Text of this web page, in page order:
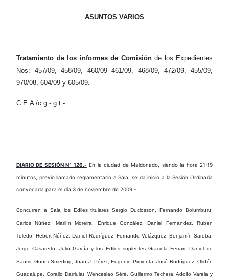
ASUNTOS VARIOS
Tratamiento de los informes de Comisiónde los Expedientes
Nos: 457/09, 458/09, 460/09 461/09, 468/09, 472/09, 455/09,
970/08, 604/09 y 605/09.-
C.E.A /c.g - g.t.-
DIARIO DE SESIÓN Nº 126.- En la ciudad de Maldonado, siendo la hora 21:19
minutos, previo llamado reglamentario a Sala, se da inicio a la Sesión Ordinaria
convocada para el día 3 de noviembre de 2009.-
Concurren a Sala los Ediles titulares Sergio Duclosson, Fernando Bolumburu,
Carlos Núñez, Marilín Moreira, Enrique González, Daniel Fernández, Ruben
Toledo, Hebert Núñez, Daniel Rodríguez, Fernando Velázquez, Benjamín Saroba,
Jorge Casaretto, Julio García y los Ediles suplentes Graciela Ferrari, Daniel de
Santis, Gonni Smeding, Juan J. Pérez, Eugenio Pimienta, José Rodríguez, Olidén
Guadalupe, Coralio Darriulat, Wenceslao Séré, Guillermo Techera, Adolfo Varela y